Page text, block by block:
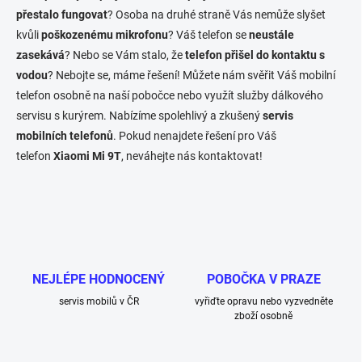
c
í
p
r
v
y
v
ý
p
i
přestalo fungovat? Osoba na druhé straně Vás nemůže slyšet
kvůlipoškozenému mikrofonu? Váš telefon seneustále
zasekává? Nebo se Vám stalo, žetelefon přišel do kontaktu s
vodou? Nebojte se, máme řešení! Můžete nám svěřit Váš mobilní
telefon osobně na naší pobočce nebo využít služby dálkového
servisu s kurýrem. Nabízíme spolehlivý a zkušenýservis
mobilních telefonů. Pokud nenajdete řešení pro Váš
telefon Xiaomi Mi 9T, neváhejte nás kontaktovat!
NEJLÉPE HODNOCENÝ
servis mobilů v ČR
POBOČKA V PRAZE
vyřiďte opravu nebo vyzvedněte
zboží osobně